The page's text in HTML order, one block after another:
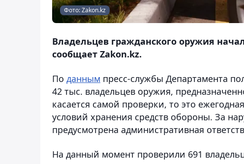
Фото: Zakon.kz
Владельцев гражданского оружия
сообщает Zakon.kz.
По данным пресс-службы Департамента
42 тыс. владельцев оружия,
касается самой проверки, то это
условий хранения средств обороны. За
предусмотрена административная
На данный момент проверили 691